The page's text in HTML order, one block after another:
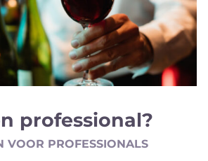
professional?
VOOR PROFESSIONALS